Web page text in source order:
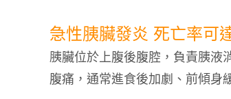
急性胰臟發炎 死亡率可
胰臟位於上腹後腹腔，負責胰液
腹痛，通常進食後加劇、前傾身